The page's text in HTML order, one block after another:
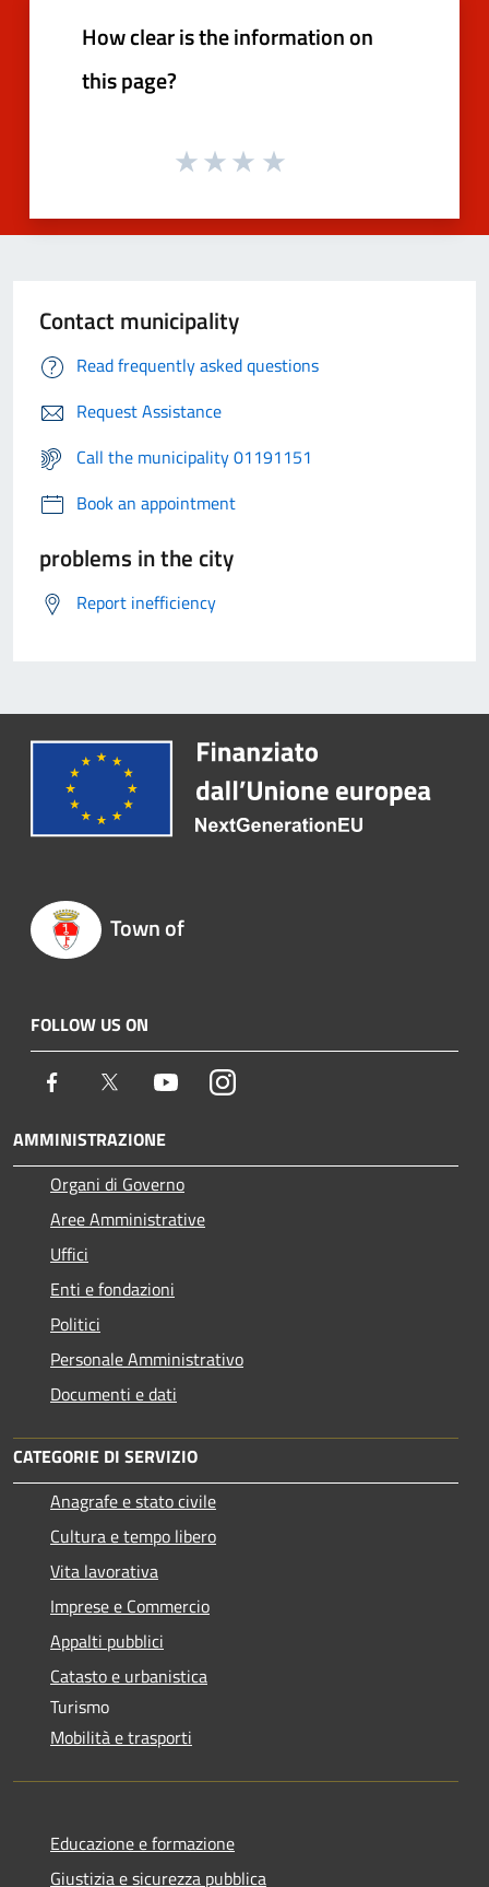
How clear is the information on
this page?
Contact municipality
Read frequently asked questions
Request Assistance
Call the municipality 01191151
Book an appointment
problems in the city
Report inefficiency
Town of
FOLLOW US ON
Facebook Twitter YoutubeInstagram
AMMINISTRAZIONE
Organi di Governo
Aree Amministrative
Uffici
Enti e fondazioni
Politici
Personale Amministrativo
Documenti e dati
CATEGORIE DI SERVIZIO
Anagrafe e stato civile
Cultura e tempo libero
Vita lavorativa
Imprese e Commercio
Appalti pubblici
Catasto e urbanistica
Turismo
Mobilità e trasporti
Educazione e formazione
Giustizia e sicurezza pubblica